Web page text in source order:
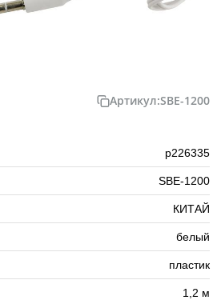
Артикул:SBE-1200
р226335
SBE-1200
КИТАЙ
белый
пластик
1,2 м